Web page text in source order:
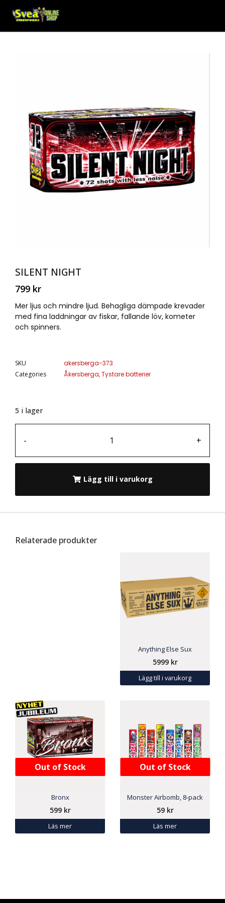
SILENT NIGHT
799 kr
Mer ljus och mindre ljud. Behagliga dämpade krevader
med fina laddningar av fiskar, fallande löv, kometer
och spinners.
SKU
akersberga-373
Categories
Åkersberga,Tystare batterier
5 i lager
- +
Lägg till i varukorg
Relaterade produkter
Anything Else Sux
5999 kr
Lägg till i varukorg
Out of Stock
Bronx
599 kr
Läs mer
Out of Stock
Monster Airbomb, 8-pack
59 kr
Läs mer